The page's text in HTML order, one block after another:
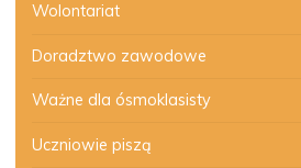
Wolontariat
Doradztwo zawodowe
Ważne dla ósmoklasisty
Uczniowie piszą